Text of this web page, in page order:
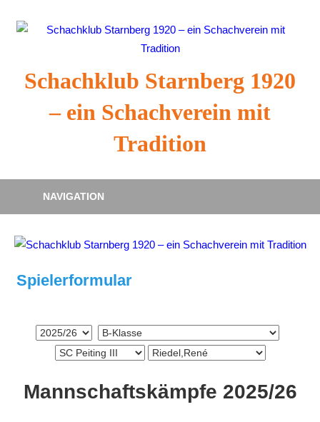
Inhalt
Schachklub Starnberg 1920
– ein Schachverein mit
Tradition
NAVIGATION
Spielerformular
Mannschaftskämpfe 2025/26